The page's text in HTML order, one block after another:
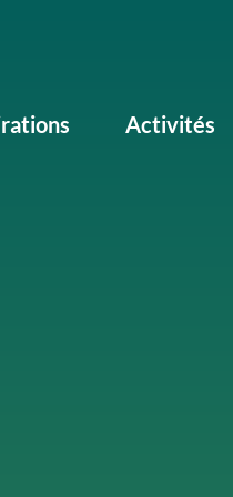
Activités